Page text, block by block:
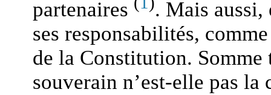
partenaires
. Mais
ses responsabilités,
de la Constitution.
souverain n’est-elle pas la